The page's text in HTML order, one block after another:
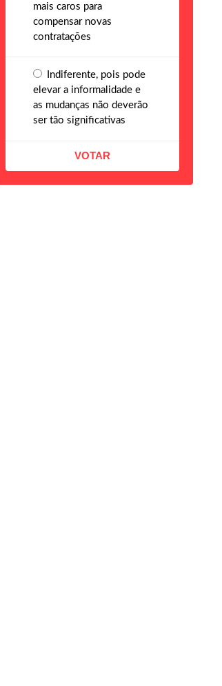
mais caros para
compensar novas
contratações
Indiferente, pois pode
elevar a informalidade e
as mudanças não deverão
ser tão significativas